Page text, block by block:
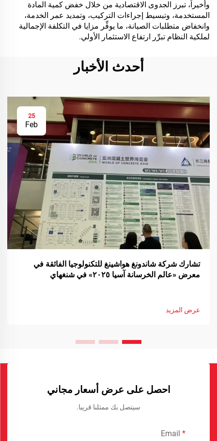
وأخيراً، تبرز الجدوى الاقتصادية من خلال خفض كمية المادة
المستخدمة، وتبسيط إجراءات التركيب، وتمديد عمر الخدمة،
وانخفاض متطلبات الصيانة، ما يوفِّر مزايا في التكلفة الإجمالية
لملكية النظام تبرِّر ارتفاع الاستثمار الأولي.
أحدث الأخبار
25
Feb
تشارك شركة شاندونغ هواشينغ للتكنولوجيا الفائقة في
معرض «عالم الخرسانة آسيا ٢٠٢٥» في شنغهاي
عرض المزيد
احصل على عرض أسعار مجاني
سيتصل بك ممثلنا قريبا.